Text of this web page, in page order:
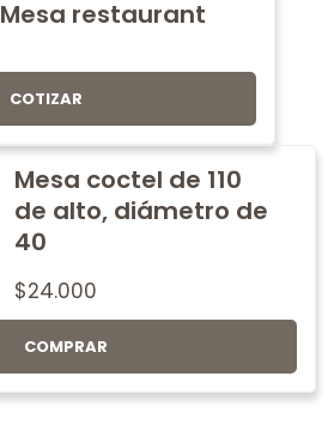
Mesa restaurant
COTIZAR
Mesa coctel de 110
de alto, diámetro de
40
$24.000
COMPRAR